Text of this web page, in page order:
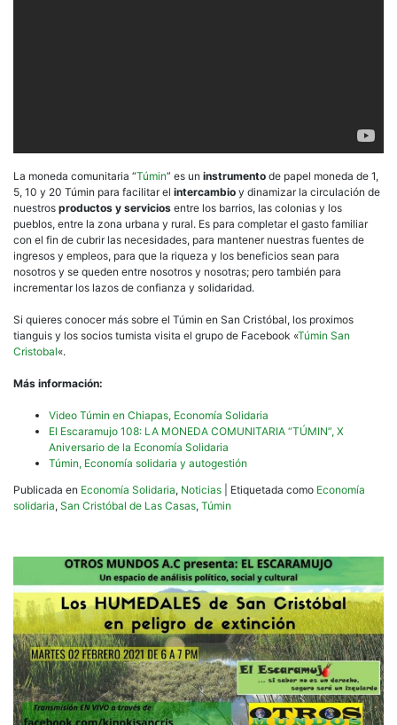
La moneda comunitaria “Túmin” es un instrumento de papel moneda de 1,
5, 10 y 20 Túmin para facilitar el intercambio y dinamizar la circulación de
nuestros productos y servicios entre los barrios, las colonias y los
pueblos, entre la zona urbana y rural. Es para completar el gasto familiar
con el fin de cubrir las necesidades, para mantener nuestras fuentes de
ingresos y empleos, para que la riqueza y los beneficios sean para
nosotros y se queden entre nosotros y nosotras; pero también para
incrementar los lazos de confianza y solidaridad.
Si quieres conocer más sobre el Túmin en San Cristóbal, los proximos
tianguis y los socios tumista visita el grupo de Facebook «Túmin San
Cristobal«.
Más información:
Video Túmin en Chiapas, Economía Solidaria
El Escaramujo 108: LA MONEDA COMUNITARIA “TÚMIN”, X
Aniversario de la Economía Solidaria
Túmin, Economía solidaria y autogestión
Publicada en Economía Solidaria, Noticias Etiquetada como Economía
solidaria, San Cristóbal de Las Casas, Túmin